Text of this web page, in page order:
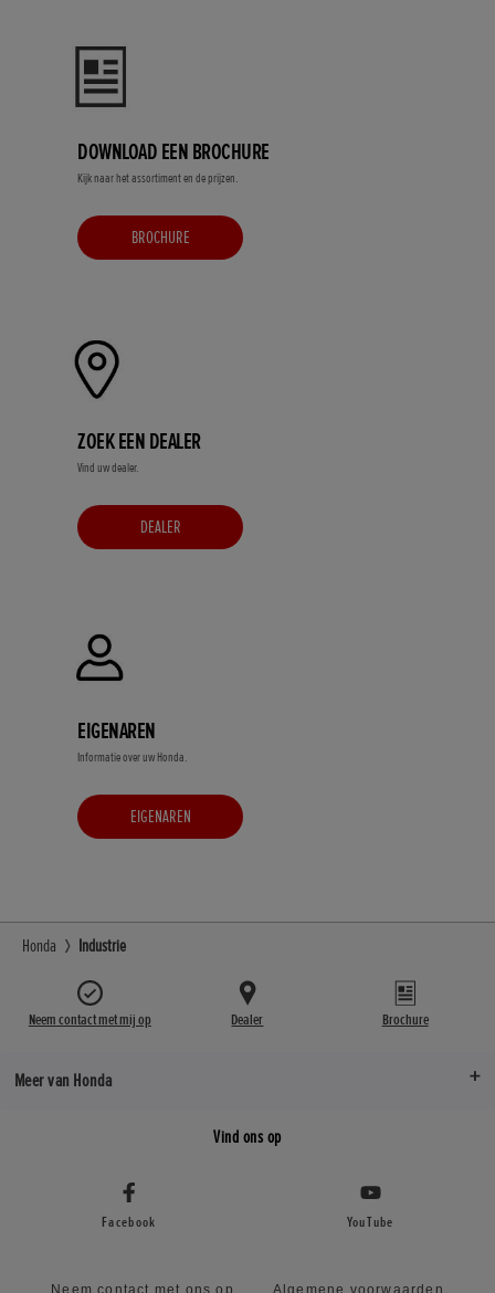
DOWNLOAD EEN BROCHURE
Kijk naar het assortiment en de prijzen.
BROCHURE
ZOEK EEN DEALER
Vind uw dealer.
DEALER
EIGENAREN
Informatie over uw Honda.
EIGENAREN
Honda Industrie
Neem contact met mij op Dealer Brochure
Meer van Honda
Vind ons op
Facebook YouTube
Neem contact met ons op Algemene voorwaarden